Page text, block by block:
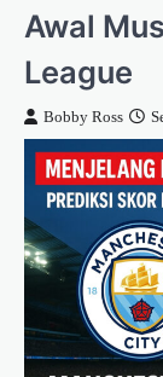
Awal
League
Bobby Ross